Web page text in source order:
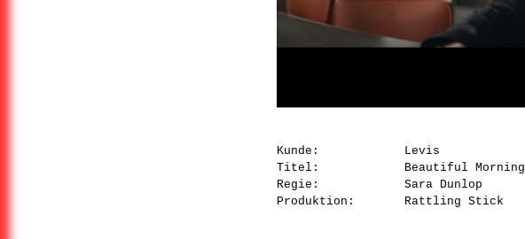
Kunde:
Levis
Titel:
Beautiful Morning
Regie:
Sara Dunlop
Produktion:
Rattling Stick